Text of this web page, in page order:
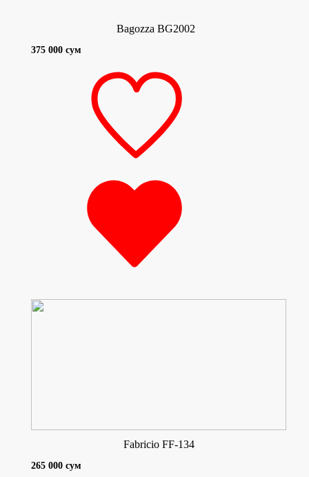
Bagozza BG2002
375 000 сум
Fabricio FF-134
265 000 сум